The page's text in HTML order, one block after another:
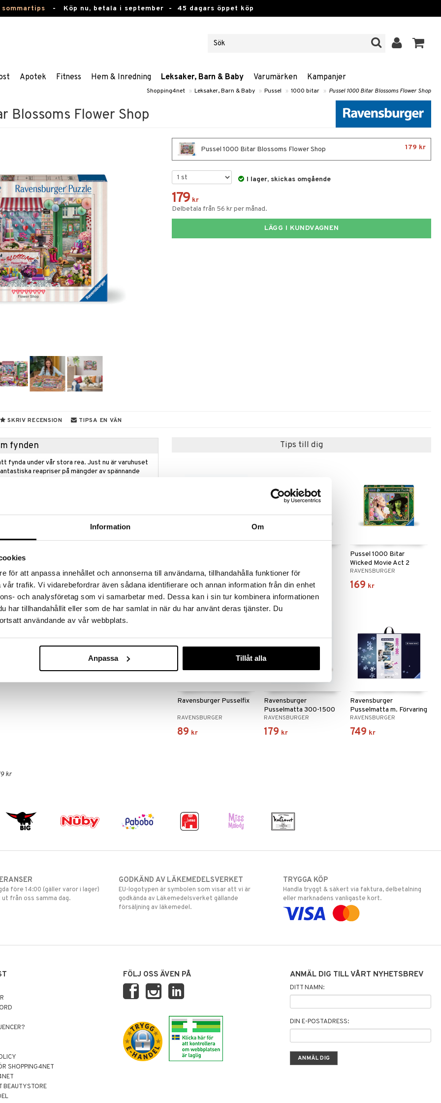
Information Om
för att anpassa innehållet och annonserna till användarna, tillhandahålla funktioner för
trafik. Vi vidarebefordrar även sådana identifierare och annan information från din enhet
och analysföretag som vi samarbetar med. Dessa kan i sin tur kombinera informationen
har tillhandahållit eller som de har samlat in när du har använt deras tjänster. Du
användande av vår webbplats.
Anpassa Tillåt alla
- Köp nu, betala i september - 45 dagars öppet köp
Apotek Fitness Hem & Inredning Leksaker, Barn & Baby Varumärken Kampanjer
Shopping4net » Leksaker, Barn & Baby » Pussel » 1000 bitar » Pussel 1000 Bitar Blossoms Flower Shop
Blossoms Flower Shop
Pussel 1000 Bitar Blossoms Flower Shop 179 kr
I lager, skickas omgående
179 kr
Delbetala från 56 kr per månad.
LÄGG I KUNDVAGNEN
SKRIV RECENSION TIPSA EN VÄN
fynden
fynda under vår stora rea. Just nu är varuhuset
reapriser på mängder av spännande
»
Shop är ett fint målat motiv av en blomsteraffär
i premiumkvalitet. Oavsett om du är
pusslare hittar du här rätt antal bitar och rätt
och unika tack vare handgjorda
av pusseltillverkning och höga
att slå snabbare när de upplever hur en bit
kr
Tips till dig
View
RAVENSBURGER
179 kr
RAVENSBURGER
179 kr
Pussel 1000 Bitar
Wicked Movie Act 2
RAVENSBURGER
169 kr
Ravensburger Pusselfix
RAVENSBURGER
89 kr
Ravensburger
Pusselmatta 300-1500
Bitar
RAVENSBURGER
179 kr
Ravensburger
Pusselmatta m. Förvaring
300-1000 Bit
RAVENSBURGER
749 kr
före 14:00 (gäller varor i lager)
från oss samma dag.
GODKÄND AV LÄKEMEDELSVERKET
EU-logotypen är symbolen som visar att vi är
godkända av Läkemedelsverket gällande
försäljning av läkemedel.
TRYGGA KÖP
Handla tryggt & säkert via faktura, delbetalning
eller marknadens vanligaste kort.
SHOPPING4NET
BEAUTYSTORE
FÖLJ OSS ÄVEN PÅ ANMÄL DIG TILL VÅRT NYHETSBREV
DITT NAMN:
DIN E-POSTADRESS: